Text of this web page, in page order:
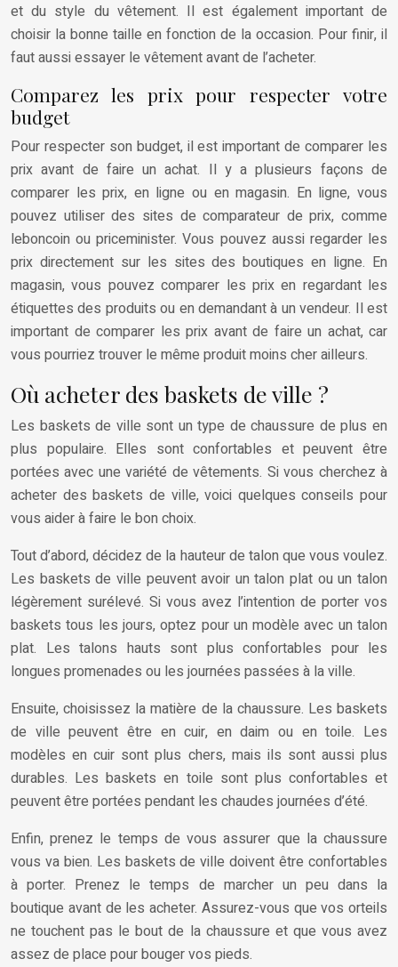
et du style du vêtement. Il est également important de
choisir la bonne taille en fonction de la occasion. Pour finir, il
faut aussi essayer le vêtement avant de l’acheter.
Comparez les prix pour respecter votre
budget
Pour respecter son budget, il est important de comparer les
prix avant de faire un achat. Il y a plusieurs façons de
comparer les prix, en ligne ou en magasin. En ligne, vous
pouvez utiliser des sites de comparateur de prix, comme
leboncoin ou priceminister. Vous pouvez aussi regarder les
prix directement sur les sites des boutiques en ligne. En
magasin, vous pouvez comparer les prix en regardant les
étiquettes des produits ou en demandant à un vendeur. Il est
important de comparer les prix avant de faire un achat, car
vous pourriez trouver le même produit moins cher ailleurs.
Où acheter des baskets de ville ?
Les baskets de ville sont un type de chaussure de plus en
plus populaire. Elles sont confortables et peuvent être
portées avec une variété de vêtements. Si vous cherchez à
acheter des baskets de ville, voici quelques conseils pour
vous aider à faire le bon choix.
Tout d’abord, décidez de la hauteur de talon que vous voulez.
Les baskets de ville peuvent avoir un talon plat ou un talon
légèrement surélevé. Si vous avez l’intention de porter vos
baskets tous les jours, optez pour un modèle avec un talon
plat. Les talons hauts sont plus confortables pour les
longues promenades ou les journées passées à la ville.
Ensuite, choisissez la matière de la chaussure. Les baskets
de ville peuvent être en cuir, en daim ou en toile. Les
modèles en cuir sont plus chers, mais ils sont aussi plus
durables. Les baskets en toile sont plus confortables et
peuvent être portées pendant les chaudes journées d’été.
Enfin, prenez le temps de vous assurer que la chaussure
vous va bien. Les baskets de ville doivent être confortables
à porter. Prenez le temps de marcher un peu dans la
boutique avant de les acheter. Assurez-vous que vos orteils
ne touchent pas le bout de la chaussure et que vous avez
assez de place pour bouger vos pieds.